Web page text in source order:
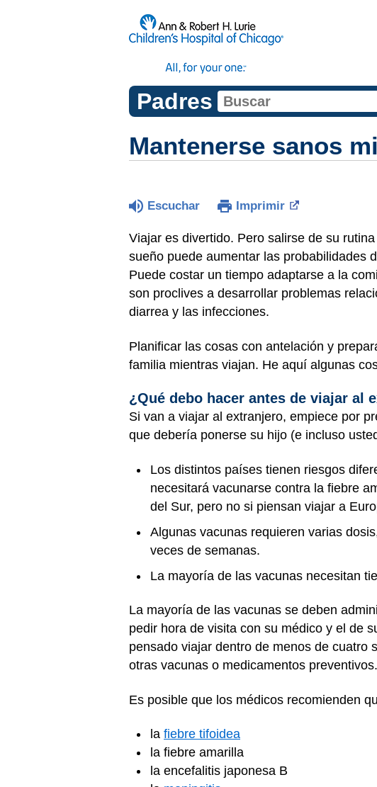
Padres
Mantenerse sanos
Escuchar Imprimir
Viajar es divertido. Pero salirse de su
sueño puede aumentar las probabilidades
Puede costar un tiempo adaptarse a la
son proclives a desarrollar problemas
diarrea y las infecciones.
Planificar las cosas con antelación y
familia mientras viajan. He aquí algunas
¿Qué debo hacer antes de viajar al
Si van a viajar al extranjero, empiece por
que debería ponerse su hijo (e incluso
Los distintos países tienen riesgos
necesitará vacunarse contra la fiebre
del Sur, pero no si piensan viajar a
Algunas vacunas requieren varias
veces de semanas.
La mayoría de las vacunas necesitan
La mayoría de las vacunas se deben
pedir hora de visita con su médico y el de
pensado viajar dentro de menos de cuatro
otras vacunas o medicamentos preventivos.
Es posible que los médicos recomienden
la fiebre tifoidea
la fiebre amarilla
la encefalitis japonesa B